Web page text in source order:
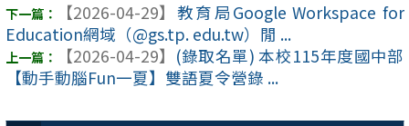
【2026-04-29】 教育局Google Workspace for
Education網域（@gs.tp. edu.tw）閒 ...
【2026-04-29】 (錄取名單) 本校115年度國中部
【動手動腦Fun一夏】雙語夏令營錄 ...